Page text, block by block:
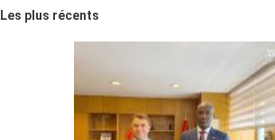
Les plus récents